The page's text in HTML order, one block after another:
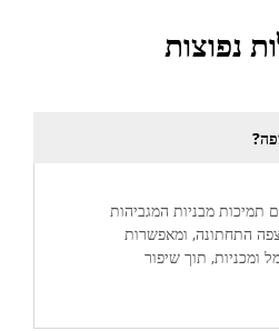
נפוצות
תמיכות מבניות המגביהות
התחתונה, ומאפשרות
ומכניות, תוך שיפור